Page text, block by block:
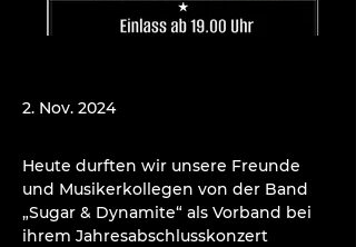
2. Nov. 2024
Heute durften wir unsere Freunde
und Musikerkollegen von der Band
„Sugar & Dynamite“ als Vorband bei
ihrem Jahresabschlusskonzert